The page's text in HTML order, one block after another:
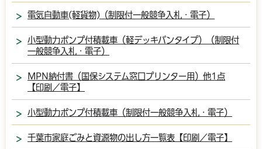
電気自動車(軽貨物)（制限付一般競争入札・電子）
小型動力ポンプ付積載車（軽デッキバンタイプ）（制限付
一般競争入札・電子）
MPN納付書（国保システム窓口プリンター用）他1点
【印刷／電子】
小型動力ポンプ付積載車（制限付一般競争入札・電子）
千葉市家庭ごみと資源物の出し方一覧表【印刷／電子】